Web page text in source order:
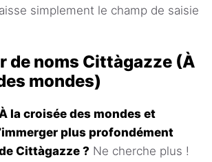
simplement le champ de saisie
de noms Cittàgazze (À
mondes)
la croisée des mondes et
plus profondément
Cittàgazze ? Ne cherche plus !